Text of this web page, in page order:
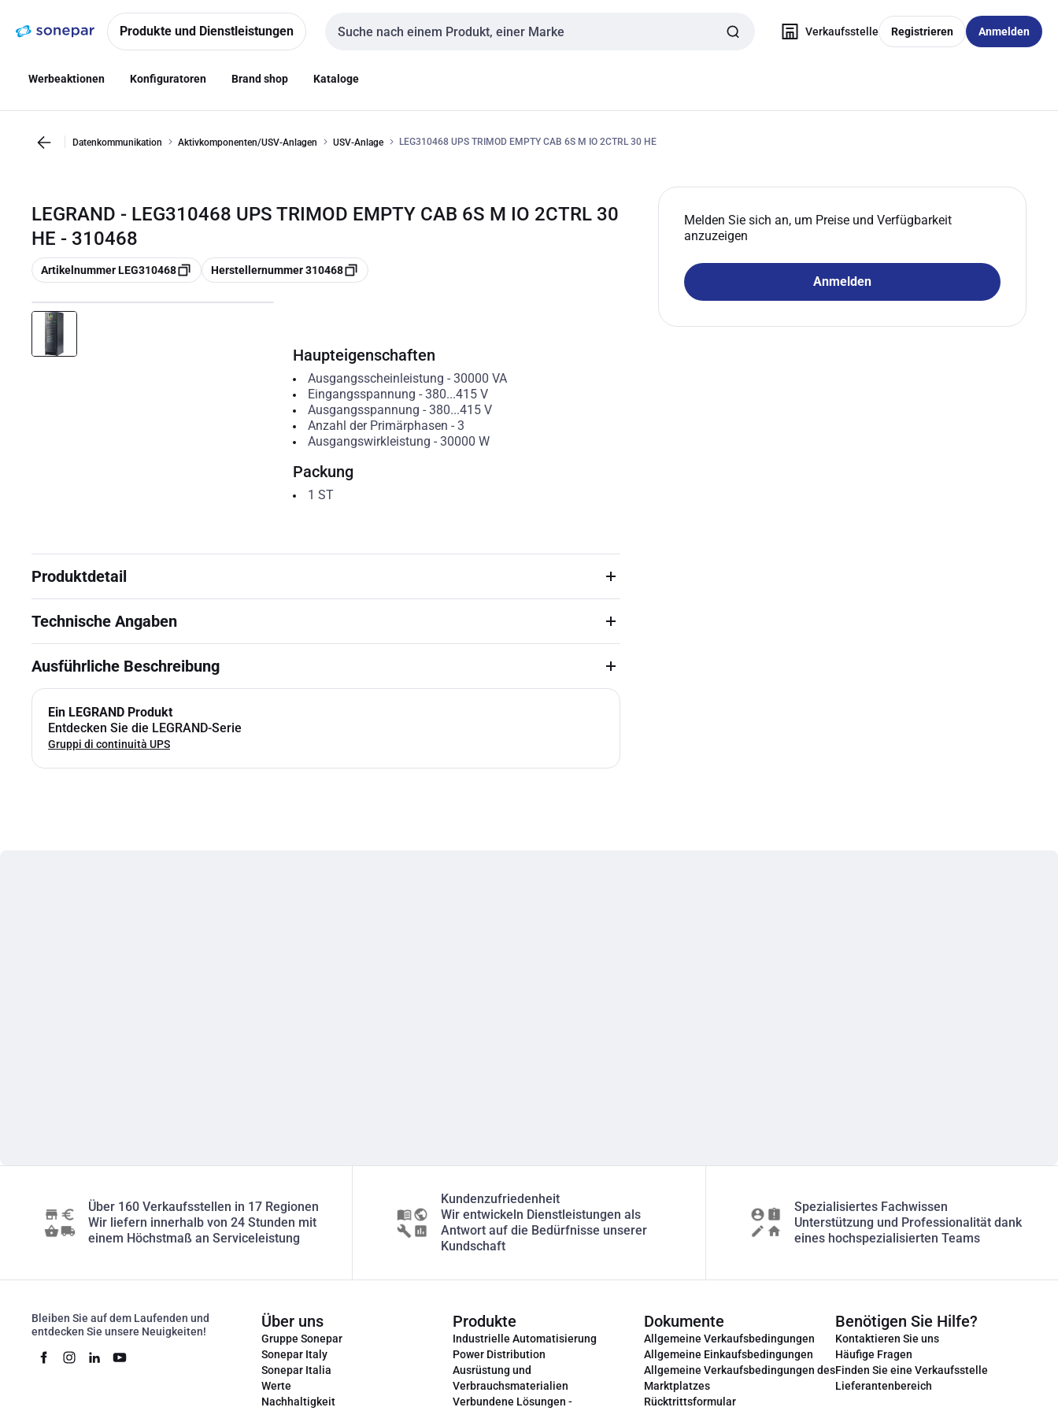
NavigationInhalt
Produkte und Dienstleistungen
Sucheingabe
Verkaufsstelle Registrieren Anmelden
Werbeaktionen Konfiguratoren Brand shop Kataloge
Datenkommunikation Aktivkomponenten/USV-Anlagen USV-Anlage LEG310468 UPS TRIMOD EMPTY CAB 6S M IO 2CTRL 30 HE
LEGRAND - LEG310468 UPS TRIMOD EMPTY CAB 6S M IO 2CTRL 30
HE - 310468
Kopieren
Artikelnummer LEG310468 Kopieren
Herstellernummer 310468
Melden Sie sich an, um Preise und Verfügbarkeit
anzuzeigen
Anmelden
Haupteigenschaften
Ausgangsscheinleistung - 30000 VA
Eingangsspannung - 380...415 V
Ausgangsspannung - 380...415 V
Anzahl der Primärphasen - 3
Ausgangswirkleistung - 30000 W
Packung
1 ST
Produktdetail
Technische Angaben
Ausführliche Beschreibung
Ein LEGRAND Produkt
Entdecken Sie die LEGRAND-Serie
Gruppi di continuità UPS
Über 160 Verkaufsstellen in 17 Regionen
Wir liefern innerhalb von 24 Stunden mit
einem Höchstmaß an Serviceleistung
Kundenzufriedenheit
Wir entwickeln Dienstleistungen als
Antwort auf die Bedürfnisse unserer
Kundschaft
Spezialisiertes Fachwissen
Unterstützung und Professionalität dank
eines hochspezialisierten Teams
Bleiben Sie auf dem Laufenden und
entdecken Sie unsere Neuigkeiten!
Über uns
Gruppe Sonepar
Sonepar Italy
Sonepar Italia
Werte
Nachhaltigkeit
Produkte
Industrielle Automatisierung
Power Distribution
Ausrüstung und
Verbrauchsmaterialien
Verbundene Lösungen -
Dokumente
Allgemeine Verkaufsbedingungen
Allgemeine Einkaufsbedingungen
Allgemeine Verkaufsbedingungen des
Marktplatzes
Rücktrittsformular
Benötigen Sie Hilfe?
Kontaktieren Sie uns
Häufige Fragen
Finden Sie eine Verkaufsstelle
Lieferantenbereich